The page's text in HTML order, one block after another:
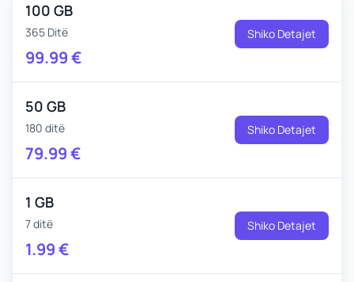
100 GB
365 Ditë
99.99€
Shiko Detajet
50 GB
180 ditë
79.99€
Shiko Detajet
1 GB
7 ditë
1.99€
Shiko Detajet